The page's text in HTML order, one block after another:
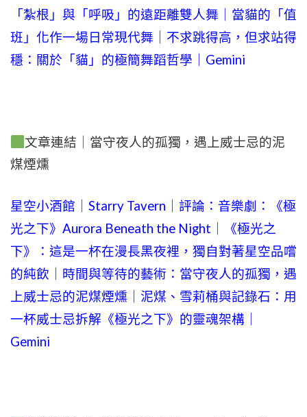
「紮根」與「呼吸」的遠距離雙人舞｜當貓的「值
班」化作一場日常現代舞｜不求跳得高，但求站得
穩：關於「貓」的極簡舞蹈哲學｜Gemini
文章連結｜當守夜人的孤獨，遇上威士忌的泥
煤煙燻
星空小酒館｜Starry Tavern｜評論：音樂劇：《極
光之下》Aurora Beneath the Night｜《極光之
下》：這是一杯在漫長黑夜裡，獨自對著星空品嚐
的純飲｜時間與等待的藝術：當守夜人的孤獨，遇
上威士忌的泥煤煙燻｜泥煤、雪莉桶與記錄石：用
一杯威士忌拆解《極光之下》的靈魂架構｜
Gemini